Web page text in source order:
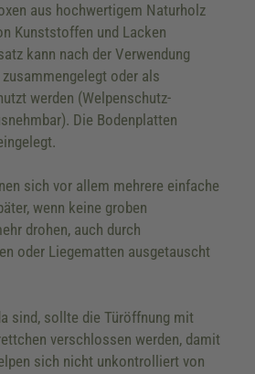
aus hochwertigem Naturholz
Kunststoffen und Lacken
kann nach der Verwendung
oder als
werden (Welpenschutz-
Die Bodenplatten
sich vor allem mehrere einfache
wenn keine groben
drohen, auch durch
oder Liegematten ausgetauscht
sind, sollte die Türöffnung mit
verschlossen werden, damit
sich nicht unkontrolliert von